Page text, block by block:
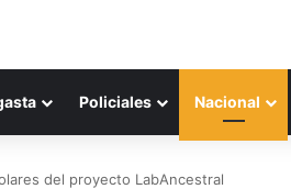
Policiales Nacional
del proyecto LabAncestral